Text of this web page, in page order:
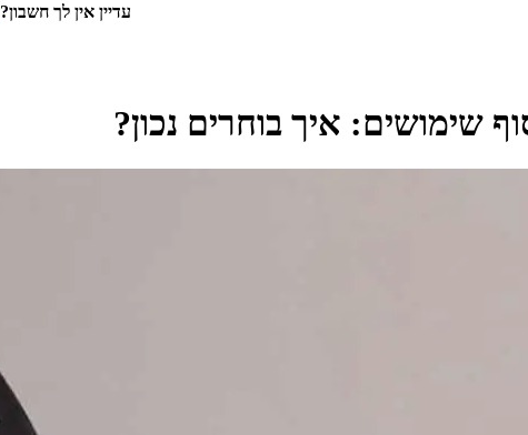
עדיין אין לך חשבון?
שימושים: איך בוחרים נכון?